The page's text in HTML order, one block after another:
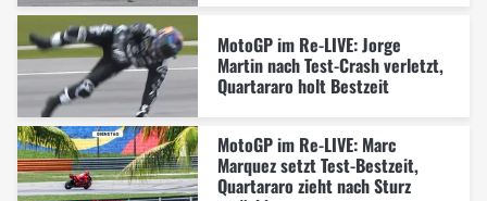
MotoGP im Re-LIVE: Jorge
Martin nach Test-Crash verletzt,
Quartararo holt Bestzeit
MotoGP im Re-LIVE: Marc
Marquez setzt Test-Bestzeit,
Quartararo zieht nach Sturz